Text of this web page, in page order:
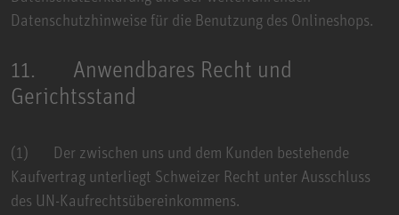
Datenschutzhinweise für die Benutzung des Onlineshops.
11. Anwendbares Recht und
Gerichtsstand
(1) Der zwischen uns und dem Kunden bestehende
Kaufvertrag unterliegt Schweizer Recht unter Ausschluss
des UN-Kaufrechtsübereinkommens.